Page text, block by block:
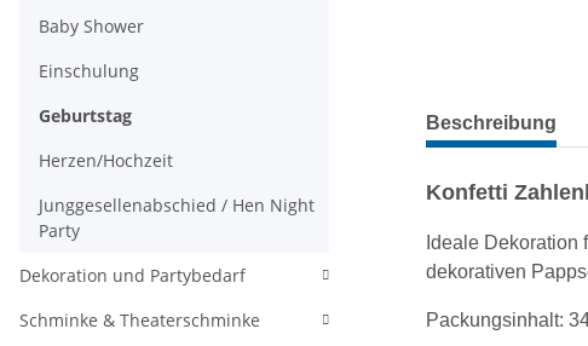
weitere
Beschreibung
Konfetti
Ideale Dekoration
dekorativen
Packungsinhalt:
Baby Shower
Einschulung
Geburtstag
Herzen/Hochzeit
Junggesellenabschied / Hen Night
Party
Dekoration und Partybedarf
Schminke & Theaterschminke